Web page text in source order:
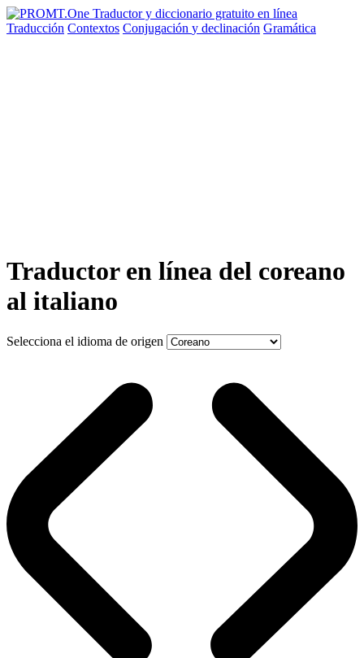
Traducción Contextos Conjugación y declinación Gramática
Traductor en línea del coreano
al italiano
Selecciona el idioma de origen